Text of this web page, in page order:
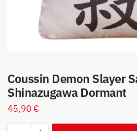
Coussin Demon Slayer
Shinazugawa Dormant
45,90 €